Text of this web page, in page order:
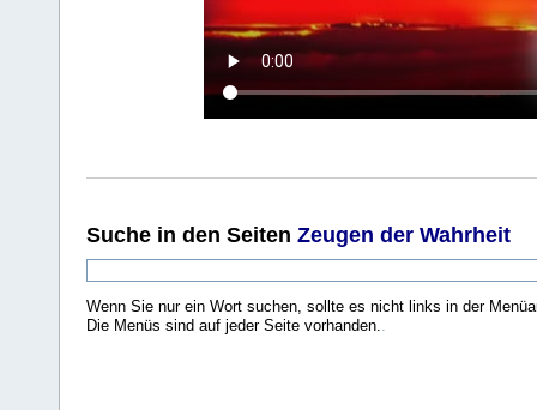
Suche in den Seiten Zeugen der Wahrheit
Wenn Sie nur ein Wort suchen, sollte es nicht links in der
Die Menüs sind auf jeder Seite vorhanden..